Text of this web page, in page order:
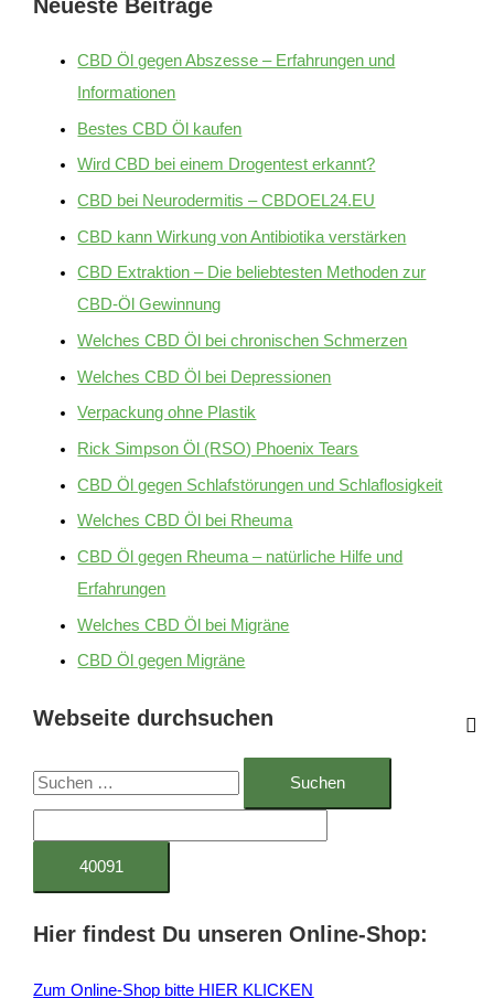
Neueste Beiträge
CBD Öl gegen Abszesse – Erfahrungen und
Informationen
Bestes CBD Öl kaufen
Wird CBD bei einem Drogentest erkannt?
CBD bei Neurodermitis – CBDOEL24.EU
CBD kann Wirkung von Antibiotika verstärken
CBD Extraktion – Die beliebtesten Methoden zur
CBD-Öl Gewinnung
Welches CBD Öl bei chronischen Schmerzen
Welches CBD Öl bei Depressionen
Verpackung ohne Plastik
Rick Simpson Öl (RSO) Phoenix Tears
CBD Öl gegen Schlafstörungen und Schlaflosigkeit
Welches CBD Öl bei Rheuma
CBD Öl gegen Rheuma – natürliche Hilfe und
Erfahrungen
Welches CBD Öl bei Migräne
CBD Öl gegen Migräne
Webseite durchsuchen
S
c
n
Hier findest Du unseren Online-Shop:
Zum Online-Shop bitte HIER KLICKEN